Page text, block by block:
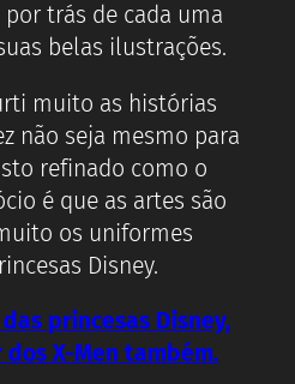
trás de cada uma
belas ilustrações.
muito as histórias
não seja mesmo para
refinado como o
é que as artes são
os uniformes
Disney.
princesas Disney,
X-Men também.